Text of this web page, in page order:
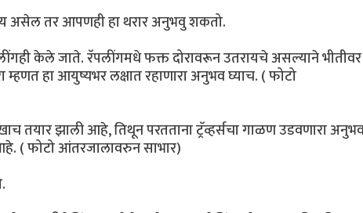
असेल तर आपणही हा थरार अनुभवु शकतो.
केले जाते. रॅपलींगमधे फक्त दोरावरून उतरायचे असल्याने भीतीवर
हा आयुष्यभर लक्षात रहाणारा अनुभव घ्याच. ( फोटो
तयार झाली आहे, तिथून परतताना ट्रॅव्हर्सचा गाळण उडवणारा
( फोटो आंतरजालावरुन साभार)